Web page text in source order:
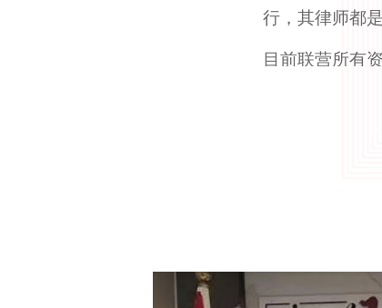
行，其律师都
目前联营所有
士后6人，海